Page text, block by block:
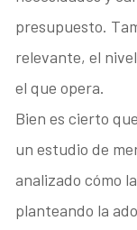
presupuesto.
relevante, el
el que opera.
Bien es cierto
un estudio de
analizado cómo
planteando la